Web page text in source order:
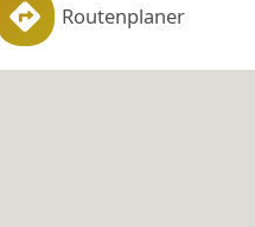
Routenplaner